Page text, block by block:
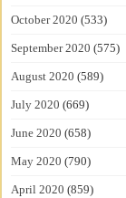
October 2020 (533)
September 2020 (575)
August 2020 (589)
July 2020 (669)
June 2020 (658)
May 2020 (790)
April 2020 (859)